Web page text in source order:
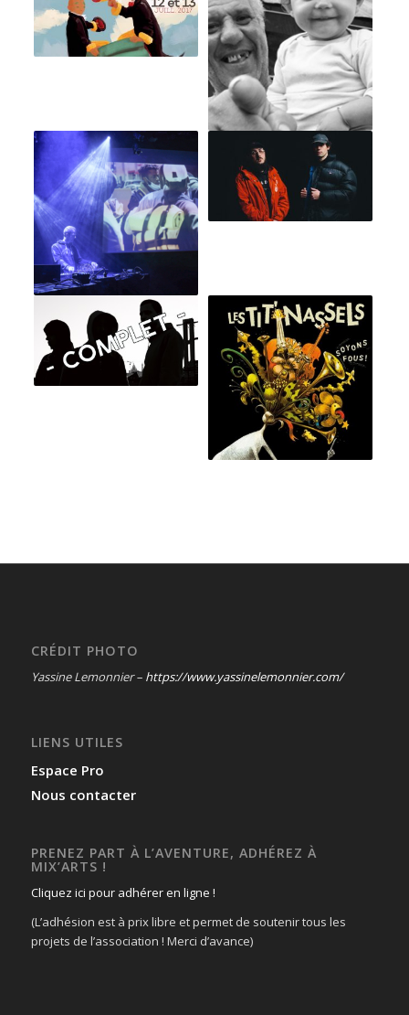
CRÉDIT PHOTO
Yassine Lemonnier – https://www.yassinelemonnier.com/
LIENS UTILES
Espace Pro
Nous contacter
PRENEZ PART À L’AVENTURE, ADHÉREZ À
MIX’ARTS !
Cliquez ici pour adhérer en ligne !
(L’adhésion est à prix libre et permet de soutenir tous les
projets de l’association ! Merci d’avance)